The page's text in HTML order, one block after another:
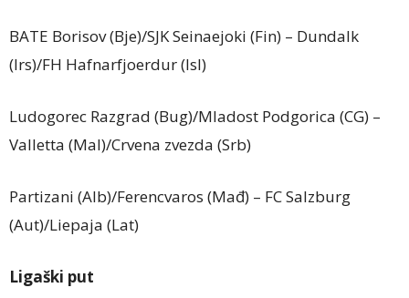
BATE Borisov (Bje)/SJK Seinaejoki (Fin) – Dundalk
(Irs)/FH Hafnarfjoerdur (Isl)
Ludogorec Razgrad (Bug)/Mladost Podgorica (CG) –
Valletta (Mal)/Crvena zvezda (Srb)
Partizani (Alb)/Ferencvaros (Mađ) – FC Salzburg
(Aut)/Liepaja (Lat)
Ligaški put